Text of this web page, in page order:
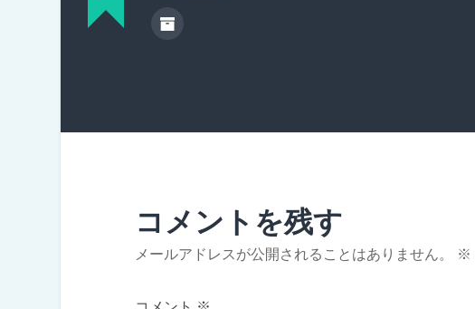
コメントを残す
メールアドレスが公開されることはありません。 ※